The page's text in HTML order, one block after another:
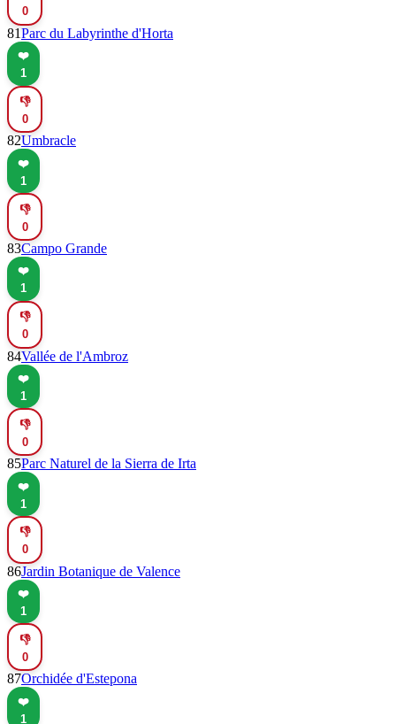
0
81Parc du Labyrinthe d'Horta
❤️
1
👎
0
82Umbracle
❤️
1
👎
0
83Campo Grande
❤️
1
👎
0
84Vallée de l'Ambroz
❤️
1
👎
0
85Parc Naturel de la Sierra de Irta
❤️
1
👎
0
86Jardin Botanique de Valence
❤️
1
👎
0
87Orchidée d'Estepona
❤️
1